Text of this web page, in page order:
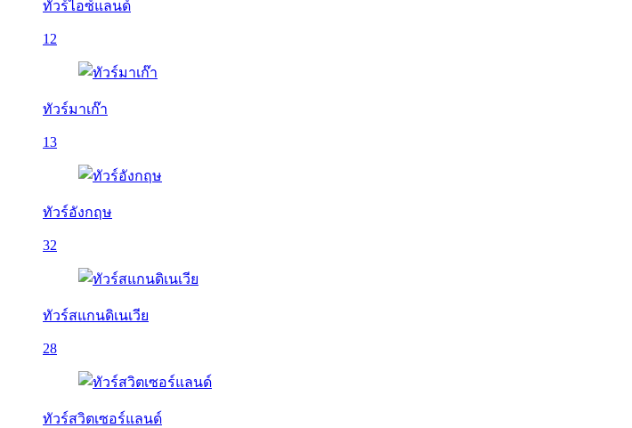
ทัวร์ไอซ์แลนด์
12
ทัวร์มาเก๊า
13
ทัวร์อังกฤษ
32
ทัวร์สแกนดิเนเวีย
28
ทัวร์สวิตเซอร์แลนด์